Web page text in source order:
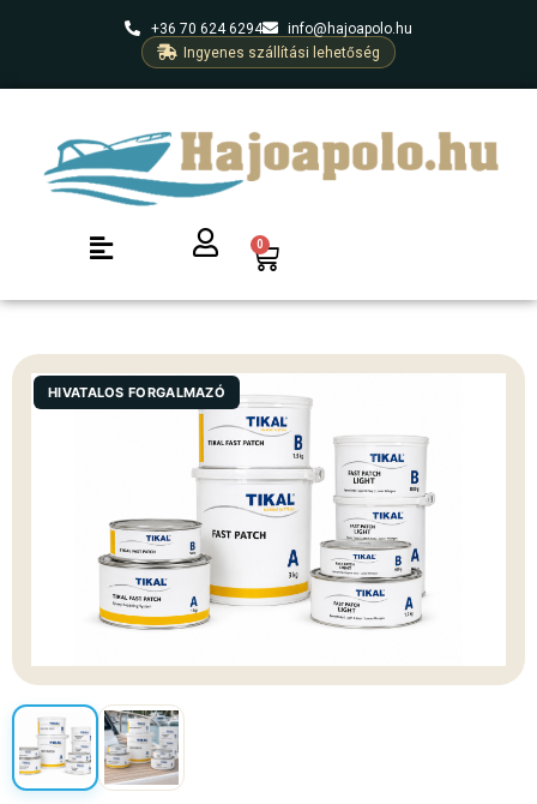
+36 70 624 6294
info@hajoapolo.hu
Ingyenes szállítási lehetőség
0
HIVATALOS FORGALMAZÓ